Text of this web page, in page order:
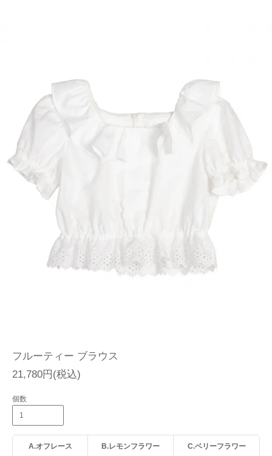
フルーティー ブラウス
21,780円(税込)
個数
A.オフレース B.レモンフラワー C.ベリーフラワー